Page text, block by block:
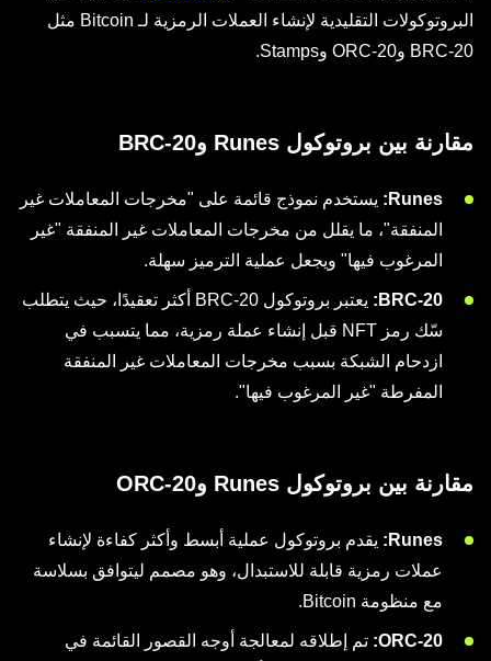
البروتوكولات التقليدية لإنشاء العملات الرمزية لـ Bitcoin مثل
BRC-20 وORC-20 وStamps.
مقارنة بين بروتوكول Runes وBRC-20
Runes:
يستخدم نموذج قائمة على "مخرجات المعاملات غير
المنفقة"، ما يقلل من مخرجات المعاملات غير المنفقة "غير
المرغوب فيها" ويجعل عملية الترميز سهلة.
BRC-20:
يعتبر بروتوكول BRC-20 أكثر تعقيدًا، حيث يتطلب
سّك رمز NFT قبل إنشاء عملة رمزية، مما يتسبب في
ازدحام الشبكة بسبب مخرجات المعاملات غير المنفقة
المفرطة "غير المرغوب فيها".
مقارنة بين بروتوكول Runes وORC-20
Runes:
يقدم بروتوكول عملية أبسط وأكثر كفاءة لإنشاء
عملات رمزية قابلة للاستبدال، وهو مصمم ليتوافق بسلاسة
مع منظومة Bitcoin.
ORC-20: تم إطلاقه لمعالجة أوجه القصور القائمة في